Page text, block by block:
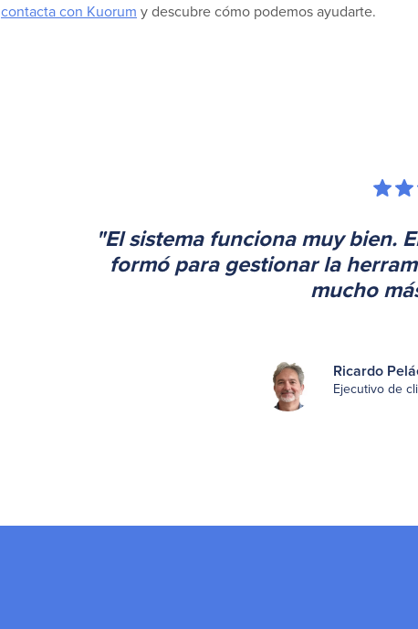
contacta con Kuorum y descubre cómo podemos ayudarte.
"El sistema funciona muy bien.
formó para gestionar la
mucho
Ricardo
Ejecutivo de